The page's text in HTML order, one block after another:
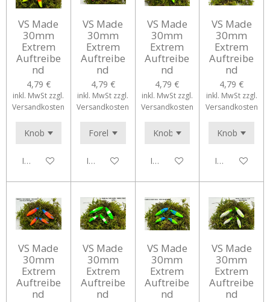
VS Made
30mm
Extrem
Auftreibe
nd
4,79 €
inkl. MwSt zzgl.
Versandkosten
In den Warenkorb
VS Made
30mm
Extrem
Auftreibe
nd
4,79 €
inkl. MwSt zzgl.
Versandkosten
In den Warenkorb
VS Made
30mm
Extrem
Auftreibe
nd
4,79 €
inkl. MwSt zzgl.
Versandkosten
In den Warenkorb
VS Made
30mm
Extrem
Auftreibe
nd
4,79 €
inkl. MwSt zzgl.
Versandkosten
In den
VS Made
30mm
Extrem
Auftreibe
nd
VS Made
30mm
Extrem
Auftreibe
nd
VS Made
30mm
Extrem
Auftreibe
nd
VS Made
30mm
Extrem
Auftreibe
nd